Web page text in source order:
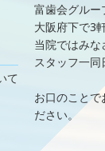
て
富歯会グルー
大阪府下で3
当院ではみな
スタッフ一同
お口のことで
ださい。